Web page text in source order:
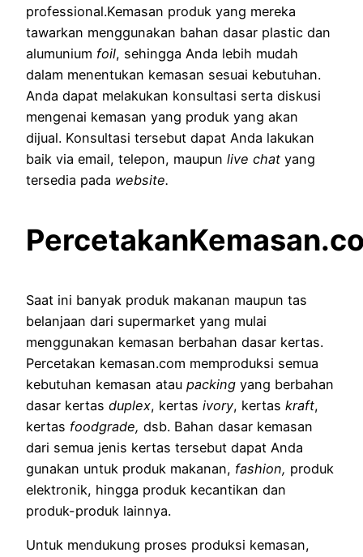
professional.Kemasan produk yang mereka
tawarkan menggunakan bahan dasar plastic dan
alumunium foil, sehingga Anda lebih mudah
dalam menentukan kemasan sesuai kebutuhan.
Anda dapat melakukan konsultasi serta diskusi
mengenai kemasan yang produk yang akan
dijual. Konsultasi tersebut dapat Anda lakukan
baik via email, telepon, maupun live chat yang
tersedia pada website.
Saat ini banyak produk makanan maupun tas
belanjaan dari supermarket yang mulai
menggunakan kemasan berbahan dasar kertas.
Percetakan kemasan.com memproduksi semua
kebutuhan kemasan atau packing yang berbahan
dasar kertas duplex, kertas ivory, kertas kraft,
kertas foodgrade, dsb. Bahan dasar kemasan
dari semua jenis kertas tersebut dapat Anda
gunakan untuk produk makanan, fashion, produk
elektronik, hingga produk kecantikan dan
produk-produk lainnya.
Untuk mendukung proses produksi kemasan,